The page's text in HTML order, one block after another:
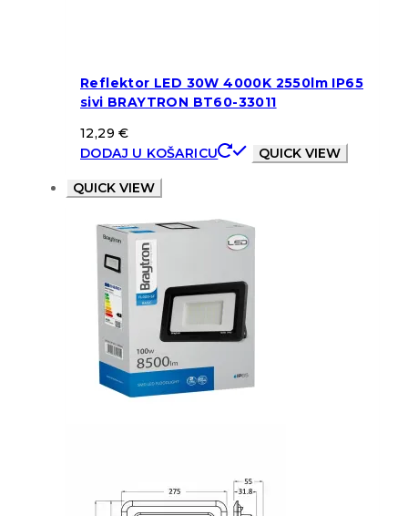
Reflektor LED 30W 4000K 2550lm IP65
sivi BRAYTRON BT60-33011
12,29€
DODAJ U KOŠARICU
QUICK VIEW
QUICK VIEW